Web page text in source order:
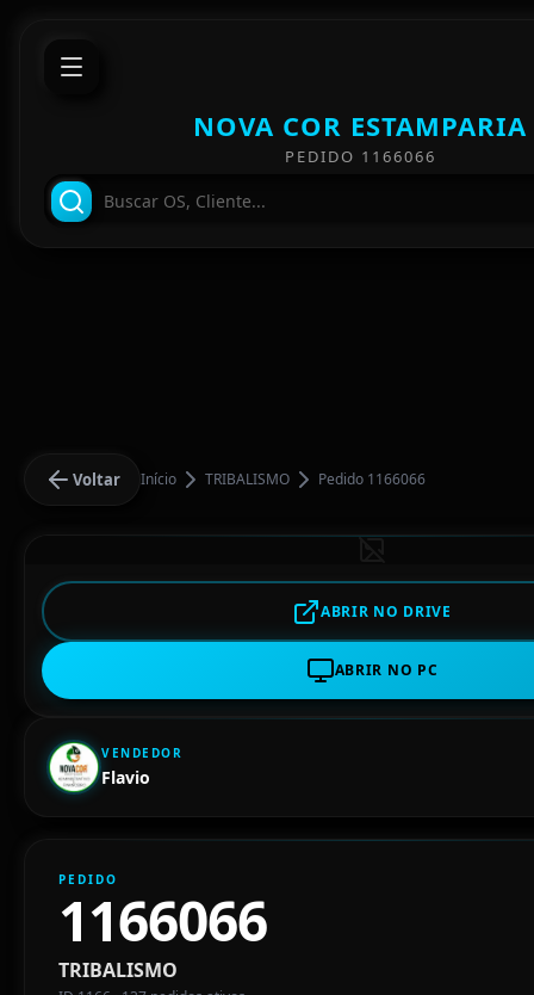
NOVA COR ESTAMPARIA
PEDIDO 1166066
Voltar Início TRIBALISMO Pedido 1166066
ABRIR NO DRIVE
ABRIR NO PC
VENDEDOR
Flavio
PEDIDO
1166066
TRIBALISMO